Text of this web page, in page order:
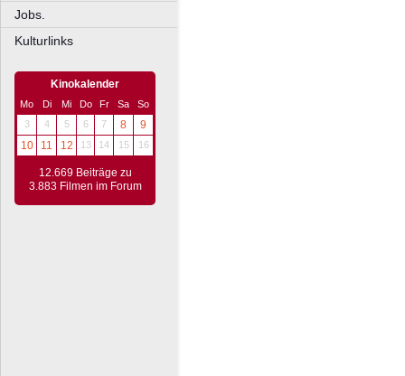
Jobs.
Kulturlinks
Kinokalender
Mo Di Mi Do Fr Sa
So
3
4 5 6 7 8
9
10
11 12 13 14 15 16
12.669 Beiträge zu
3.883 Filmen im Forum